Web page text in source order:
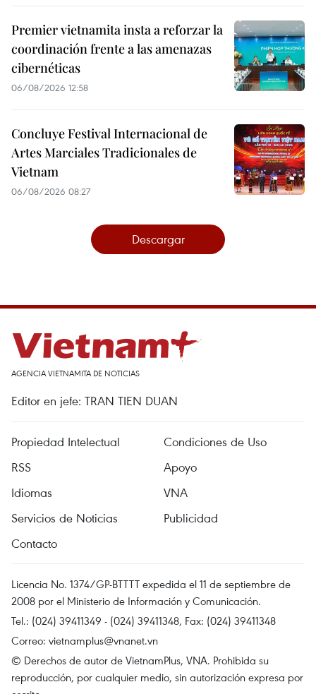
Premier vietnamita insta a reforzar la
coordinación frente a las amenazas
cibernéticas
06/08/2026 12:58
Concluye Festival Internacional de
Artes Marciales Tradicionales de
Vietnam
06/08/2026 08:27
Descargar
AGENCIA VIETNAMITA DE NOTICIAS
Editor en jefe: TRAN TIEN DUAN
Propiedad Intelectual
Condiciones de Uso
RSS
Apoyo
Idiomas
VNA
Servicios de Noticias
Publicidad
Contacto
Licencia No. 1374/GP-BTTTT expedida el 11 de septiembre de
2008 por el Ministerio de Información y Comunicación.
Tel.: (024) 39411349 - (024) 39411348, Fax: (024) 39411348
Correo: vietnamplus@vnanet.vn
© Derechos de autor de VietnamPlus, VNA. Prohibida su
reproducción, por cualquier medio, sin autorización expresa por